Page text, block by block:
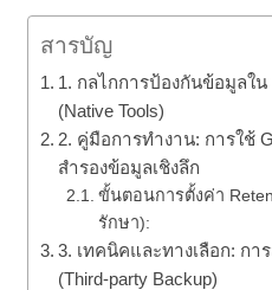
สารบัญ
1. กลไกการป้องกันข้อมูลใน
(Native Tools)
2. คู่มือการทำงาน: การใช้
สำรองข้อมูลเชิงลึก
ขั้นตอนการตั้งค่า
รักษา):
3. เทคนิคและทางเลือก: กา
(Third-party Backup)